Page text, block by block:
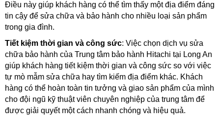
Điều này giúp khách hàng có thể tìm thấy một địa điểm đáng
tin cậy để sửa chữa và bảo hành cho nhiều loại sản phẩm
trong gia đình.
Tiết kiệm thời gian và công sức: Việc chọn dịch vụ sửa
chữa bảo hành của Trung tâm bảo hành Hitachi tại Long An
giúp khách hàng tiết kiệm thời gian và công sức so với việc
tự mò mẫm sửa chữa hay tìm kiếm địa điểm khác. Khách
hàng có thể hoàn toàn tin tưởng và giao sản phẩm của mình
cho đội ngũ kỹ thuật viên chuyên nghiệp của trung tâm để
được giải quyết một cách nhanh chóng và hiệu quả.